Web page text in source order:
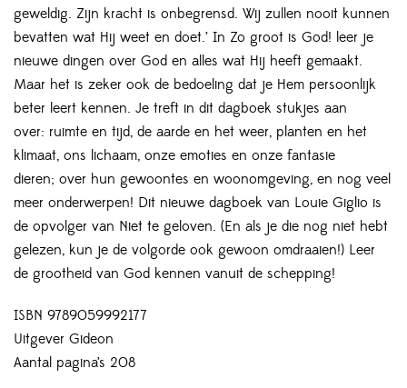
geweldig. Zijn kracht is onbegrensd. Wij zullen nooit kunnen
bevatten wat Hij weet en doet.’ In Zo groot is God! leer je
nieuwe dingen over God en alles wat Hij heeft gemaakt.
Maar het is zeker ook de bedoeling dat je Hem persoonlijk
beter leert kennen. Je treft in dit dagboek stukjes aan
over: ruimte en tijd, de aarde en het weer, planten en het
klimaat, ons lichaam, onze emoties en onze fantasie
dieren; over hun gewoontes en woonomgeving, en nog veel
meer onderwerpen! Dit nieuwe dagboek van Louie Giglio is
de opvolger van Niet te geloven. (En als je die nog niet hebt
gelezen, kun je de volgorde ook gewoon omdraaien!) Leer
de grootheid van God kennen vanuit de schepping!
ISBN 9789059992177
Uitgever Gideon
Aantal pagina’s 208